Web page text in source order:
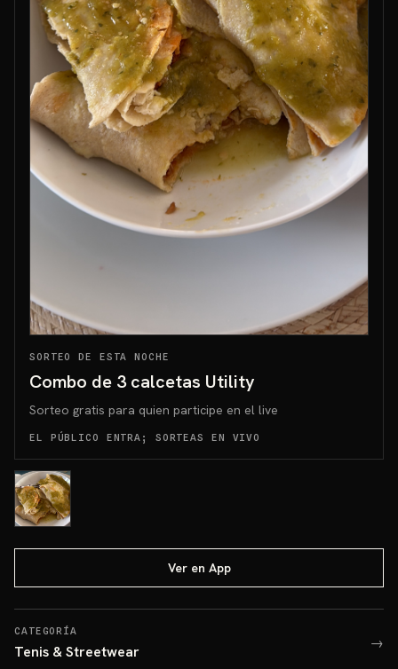
SORTEO DE ESTA NOCHE
Combo de 3 calcetas Utility
Sorteo gratis para quien participe en el live
EL PÚBLICO ENTRA; SORTEAS EN VIVO
Ver en App
CATEGORÍA
Tenis & Streetwear →